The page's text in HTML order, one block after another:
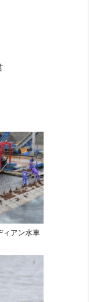
ィアン水車